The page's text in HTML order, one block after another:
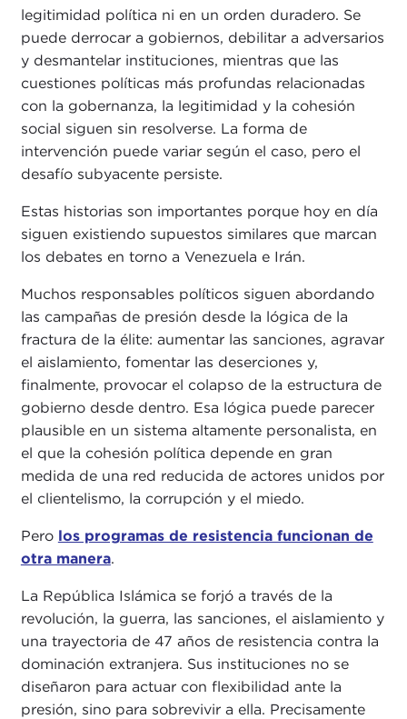
legitimidad política ni en un orden duradero. Se
puede derrocar a gobiernos, debilitar a adversarios
y desmantelar instituciones, mientras que las
cuestiones políticas más profundas relacionadas
con la gobernanza, la legitimidad y la cohesión
social siguen sin resolverse. La forma de
intervención puede variar según el caso, pero el
desafío subyacente persiste.
Estas historias son importantes porque hoy en día
siguen existiendo supuestos similares que marcan
los debates en torno a Venezuela e Irán.
Muchos responsables políticos siguen abordando
las campañas de presión desde la lógica de la
fractura de la élite: aumentar las sanciones, agravar
el aislamiento, fomentar las deserciones y,
finalmente, provocar el colapso de la estructura de
gobierno desde dentro. Esa lógica puede parecer
plausible en un sistema altamente personalista, en
el que la cohesión política depende en gran
medida de una red reducida de actores unidos por
el clientelismo, la corrupción y el miedo.
Pero los programas de resistencia funcionan de
otra manera.
La República Islámica se forjó a través de la
revolución, la guerra, las sanciones, el aislamiento y
una trayectoria de 47 años de resistencia contra la
dominación extranjera. Sus instituciones no se
diseñaron para actuar con flexibilidad ante la
presión, sino para sobrevivir a ella. Precisamente